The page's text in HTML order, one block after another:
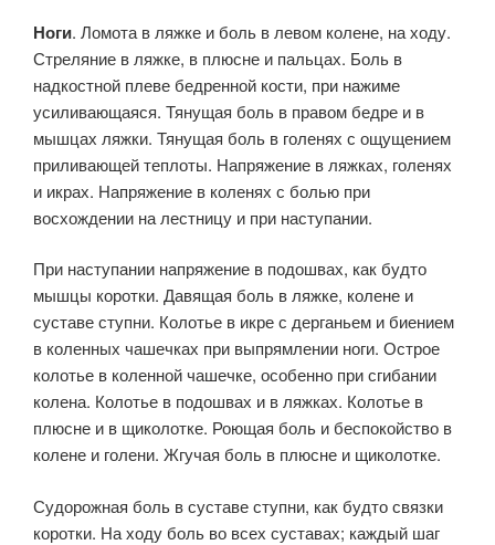
Ноги. Ломота в ляжке и боль в левом колене, на ходу.
Стреляние в ляжке, в плюсне и пальцах. Боль в
надкостной плеве бедренной кости, при нажиме
усиливающаяся. Тянущая боль в пра­вом бедре и в
мышцах ляжки. Тянущая боль в голенях с ощущением
приливающей теплоты. Напряжение в ляжках, голенях
и икрах. На­пряжение в коленях с болью при
восхождении на лестницу и при наступании.
При наступании напряжение в подошвах, как будто
мышцы коротки. Давящая боль в ляжке, колене и
суставе ступни. Колотье в икре с дерганьем и биением
в коленных чашечках при выпрямлении ноги. Острое
колотье в коленной чашечке, особенно при сгибании
колена. Колотье в подошвах и в ляжках. Колотье в
плюсне и в щиколотке. Роющая боль и беспокойство в
колене и го­лени. Жгучая боль в плюсне и щиколотке.
Судорожная боль в суста­ве ступни, как будто связки
коротки. На ходу боль во всех суставах; каждый шаг